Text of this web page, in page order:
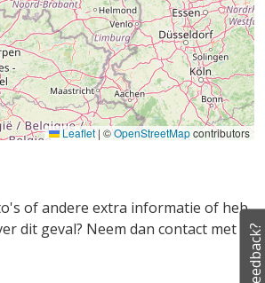
Leaflet| ©OpenStreetMapcontributors
of andere extra informatie of heb
dit geval? Neem dan contact met
Feedback?